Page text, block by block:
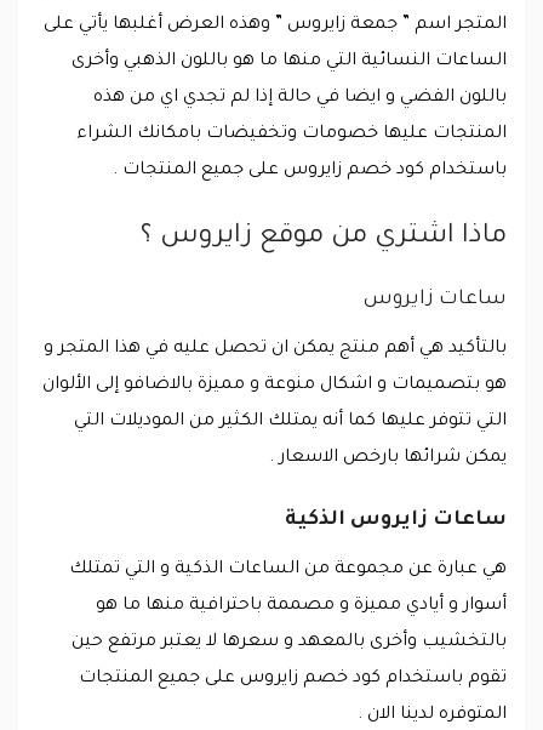
المتجر اسم ” جمعة زايروس ” وهذه العرض أغلبها يأتي على
الساعات النسائية التي منها ما هو باللون الذهبي وأخرى
باللون الفضي و ايضا في حالة إذا لم تجدي اي من هذه
المنتجات عليها خصومات وتخفيضات بامكانك الشراء
باستخدام كود خصم زايروس على جميع المنتجات .
ماذا اشتري من موقع زايروس ؟
ساعات زايروس
بالتأكيد هي أهم منتج يمكن ان تحصل عليه في هذا المتجر و
هو بتصميمات و اشكال منوعة و مميزة بالاضافو إلى الألوان
التي تتوفر عليها كما أنه يمتلك الكثير من الموديلات التي
يمكن شرائها بارخص الاسعار .
ساعات زايروس الذكية
هي عبارة عن مجموعة من الساعات الذكية و التي تمتلك
أسوار و أيادي مميزة و مصممة باحترافية منها ما هو
بالتخشيب وأخرى بالمعهد و سعرها لا يعتبر مرتفع حين
تقوم باستخدام كود خصم زايروس على جميع المنتجات
المتوفره لدينا الان .